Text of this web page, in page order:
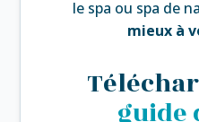
le spa ou spa de
mieux à
guide